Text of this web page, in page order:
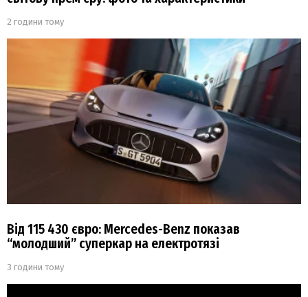
2 години тому
Від 115 430 євро: Mercedes-Benz показав
“молодший” суперкар на електротязі
3 години тому